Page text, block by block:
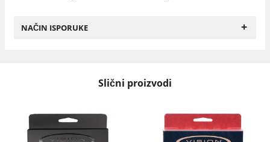
NAČIN ISPORUKE +
Slični proizvodi